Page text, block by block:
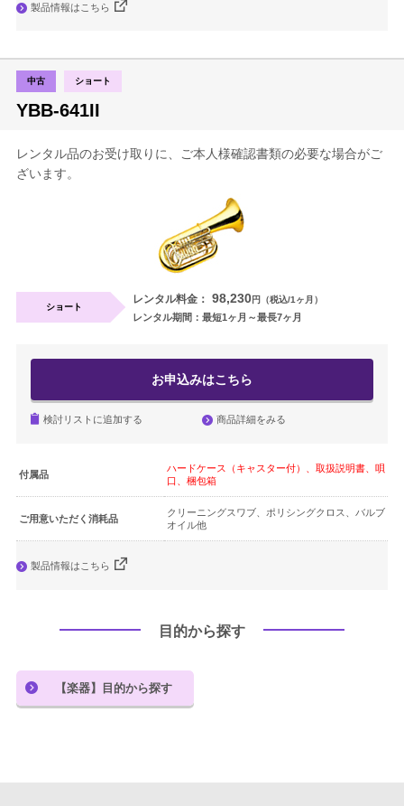
製品情報はこちら
中古 ショート
YBB-641II
レンタル品のお受け取りに、ご本人様確認書類の必要な場合がご
ざいます。
ショート
レンタル料金： 98,230円（税込/1ヶ月）
レンタル期間：最短1ヶ月～最長7ヶ月
お申込みはこちら
検討リストに追加する 商品詳細をみる
付属品
ハードケース（キャスター付）、取扱説明書、唄
口、梱包箱
ご用意いただく消耗品
クリーニングスワブ、ポリシングクロス、バルブ
オイル他
製品情報はこちら
目的から探す
【楽器】目的から探す